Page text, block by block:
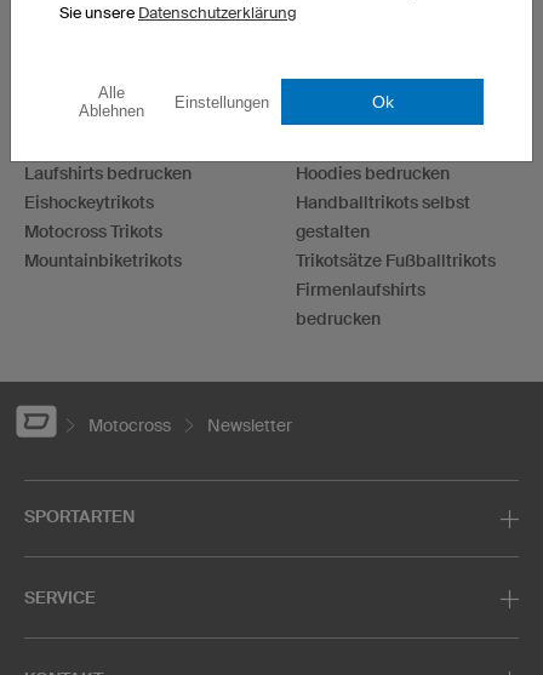
Radtrikots
Fußballtrikots
Laufshirts bedrucken
Eishockeytrikots
Motocross Trikots
Mountainbiketrikots
Hoodies bedrucken
Handballtrikots selbst
gestalten
Trikotsätze Fußballtrikots
Firmenlaufshirts
bedrucken
Motocross Newsletter
SPORTARTEN
SERVICE
Sie unsere Datenschutzerklärung
Alle
Ablehnen
Einstellungen Ok